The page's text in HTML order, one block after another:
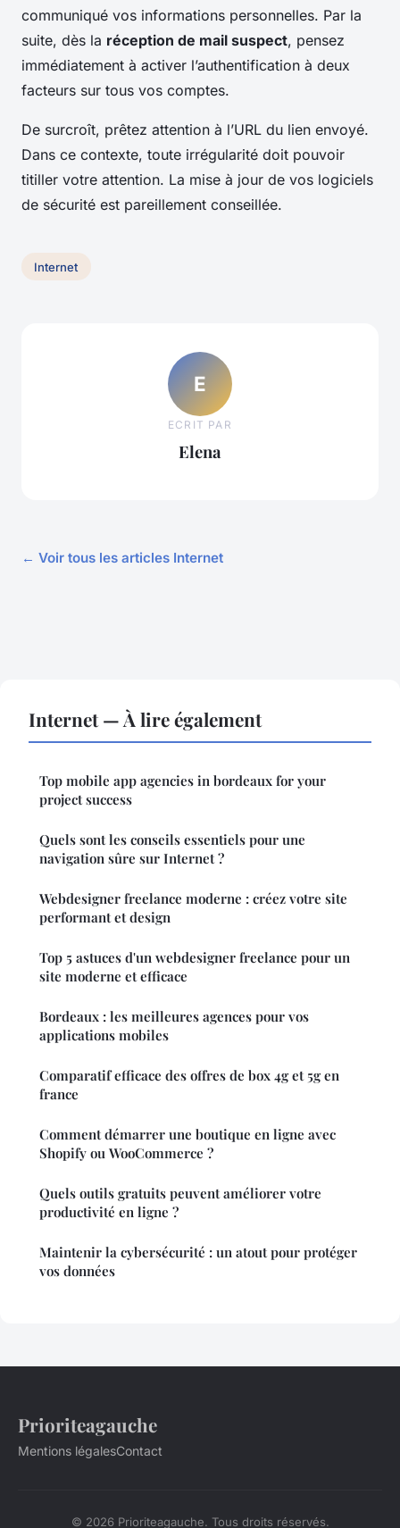
communiqué vos informations personnelles. Par la
suite, dès la réception de mail suspect, pensez
immédiatement à activer l’authentification à deux
facteurs sur tous vos comptes.
De surcroît, prêtez attention à l’URL du lien envoyé.
Dans ce contexte, toute irrégularité doit pouvoir
titiller votre attention. La mise à jour de vos logiciels
de sécurité est pareillement conseillée.
Internet
E
ECRIT PAR
Elena
← Voir tous les articles Internet
Internet — À lire également
Top mobile app agencies in bordeaux for your
project success
Quels sont les conseils essentiels pour une
navigation sûre sur Internet ?
Webdesigner freelance moderne : créez votre site
performant et design
Top 5 astuces d'un webdesigner freelance pour un
site moderne et efficace
Bordeaux : les meilleures agences pour vos
applications mobiles
Comparatif efficace des offres de box 4g et 5g en
france
Comment démarrer une boutique en ligne avec
Shopify ou WooCommerce ?
Quels outils gratuits peuvent améliorer votre
productivité en ligne ?
Maintenir la cybersécurité : un atout pour protéger
vos données
Prioriteagauche
Mentions légalesContact
© 2026 Prioriteagauche. Tous droits réservés.